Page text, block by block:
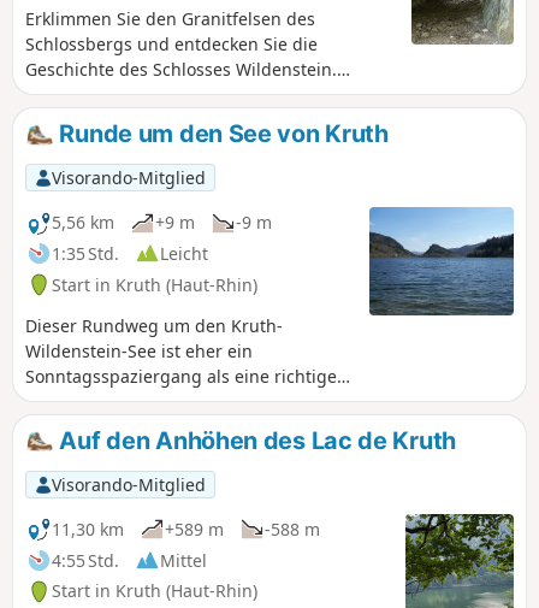
Erklimmen Sie den Granitfelsen des
Schlossbergs und entdecken Sie die
Geschichte des Schlosses Wildenstein.
Suchen und finden Sie unterwegs Spuren
menschlicher Besiedlung an diesen
überraschenden und geschichtsträchtigen
Orten. Genießen Sie die Aussicht auf den See
und die Dörfer Kruth, Oderen und
Wildenstein. Dieser Ort bietet sowohl im
Frühling als auch im Sommer eine lebendige
Naturatmosphäre. Im Winter können Sie sich
von der friedlichen und magischen
Atmosphäre dieses Ortes verzaubern lassen.
Runde um den See von Kruth
Visorando-Mitglied
5,56 km
+9 m
-9 m
1:35 Std.
Leicht
Start in Kruth (Haut-Rhin)
Dieser Rundweg um den Kruth-
Wildenstein-See ist eher ein
Sonntagsspaziergang als eine richtige
Wanderung. Er ist auch für Menschen
mit Behinderungen zugänglich und
bietet Ihnen eine willkommene
Abwechslung. Besonders angenehm ist
er im Sommer, wenn es im Tal sehr heiß
ist.
Auf den Anhöhen des Lac de Kruth
Visorando-Mitglied
11,30 km
+589 m
-588 m
4:55 Std.
Mittel
Start in Kruth (Haut-Rhin)